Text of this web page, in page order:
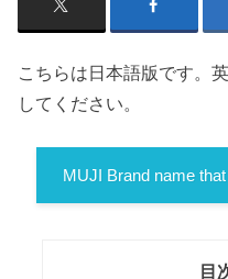
こちらは日本語版です。
してください。
MUJI Brand name that
目